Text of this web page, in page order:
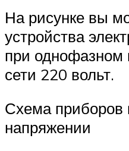
На рисунке вы
устройства
при однофазном
сети 220 вольт.
Схема приборов
напряжении